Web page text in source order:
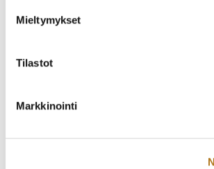
Mieltymykset
Tilastot
Markkinointi